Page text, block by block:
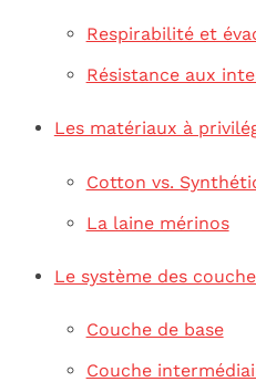
Respirabilité et
Résistance aux
Les matériaux à
Cotton vs.
La laine mérinos
Le système des
Couche de base
Couche